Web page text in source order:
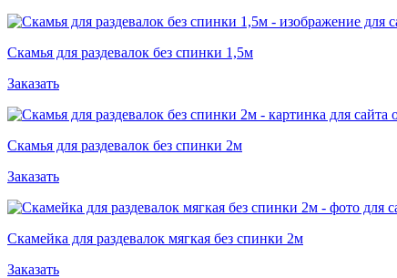
Скамья для раздевалок без спинки 1,5м
Заказать
Скамья для раздевалок без спинки 2м
Заказать
Скамейка для раздевалок мягкая без спинки 2м
Заказать